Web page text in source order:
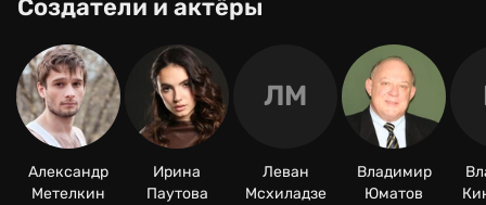
Создатели и актёры
Александр
Метелкин
Ирина
Паутова
ЛМ
Леван
Мсхиладзе
Владимир
Юматов